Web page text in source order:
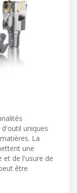
uniques
La
une
et de l'usure de
être